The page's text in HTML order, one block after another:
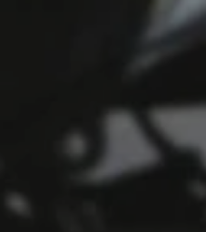
VÄRSKED
JA EESTI